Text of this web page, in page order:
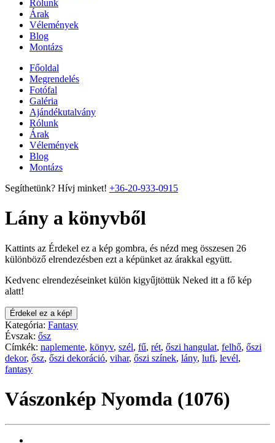
Rólunk
Árak
Vélemények
Blog
Montázs
Főoldal
Megrendelés
Fotófal
Galéria
Ajándékutalvány
Rólunk
Árak
Vélemények
Blog
Montázs
Segíthetünk? Hívj minket! +36-20-933-0915
Lány a könyvből
Kattints az Érdekel ez a kép gombra, és nézd meg összesen 26
különböző elrendezésben ezt a képünket az árakkal együtt.
Kedvenc elrendezéseinket külön kigyűjtöttük Neked itt a fő kép
alatt!
Érdekel ez a kép!
Kategória: Fantasy
Évszak: ősz
Címkék: naplemente, könyv, szél, fű, rét, őszi hangulat, felhő, őszi
dekor, ősz, őszi dekoráció, vihar, őszi színek, lány, lufi, levél,
fantasy
Vászonkép Nyomda (1076)